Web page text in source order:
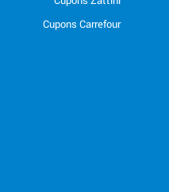
Cupons Carrefour